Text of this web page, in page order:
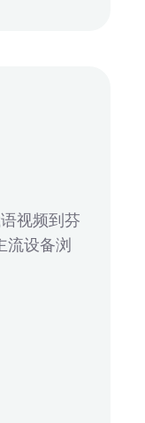
视频到芬
流设备浏